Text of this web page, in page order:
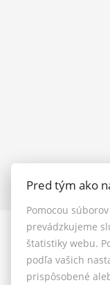
©
Vašinova 125/61,
Pred tým ako
Pomocou
prevádzkujeme
štatistiky webu.
podľa vašich
prispôsobené